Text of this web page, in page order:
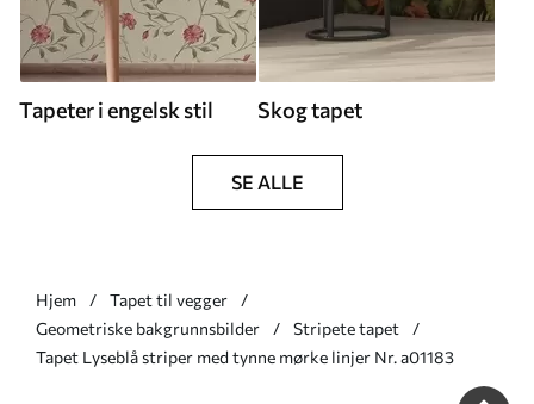
Tapeter i engelsk stil Skog tapet
SE ALLE
Hjem
Tapet til vegger
Geometriske bakgrunnsbilder
Stripete tapet
Tapet Lyseblå striper med tynne mørke linjer Nr. a01183